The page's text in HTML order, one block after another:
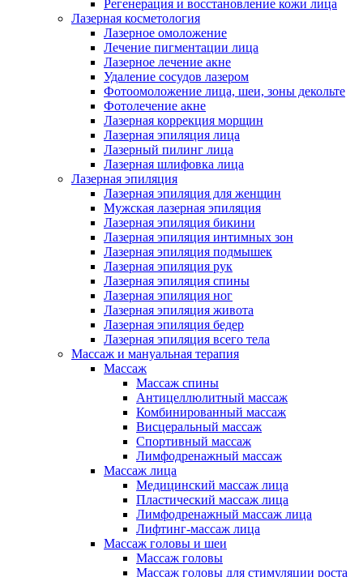
Регенерация и восстановление кожи лица
Лазерная косметология
Лазерное омоложение
Лечение пигментации лица
Лазерное лечение акне
Удаление сосудов лазером
Фотоомоложение лица, шеи, зоны декольте
Фотолечение акне
Лазерная коррекция морщин
Лазерная эпиляция лица
Лазерный пилинг лица
Лазерная шлифовка лица
Лазерная эпиляция
Лазерная эпиляция для женщин
Мужская лазерная эпиляция
Лазерная эпиляция бикини
Лазерная эпиляция интимных зон
Лазерная эпиляция подмышек
Лазерная эпиляция рук
Лазерная эпиляция спины
Лазерная эпиляция ног
Лазерная эпиляция живота
Лазерная эпиляция бедер
Лазерная эпиляция всего тела
Массаж и мануальная терапия
Массаж
Массаж спины
Антицеллюлитный массаж
Комбинированный массаж
Висцеральный массаж
Спортивный массаж
Лимфодренажный массаж
Массаж лица
Медицинский массаж лица
Пластический массаж лица
Лимфодренажный массаж лица
Лифтинг-массаж лица
Массаж головы и шеи
Массаж головы
Массаж головы для стимуляции роста